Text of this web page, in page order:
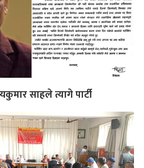
साहले त्यागे पार्टी